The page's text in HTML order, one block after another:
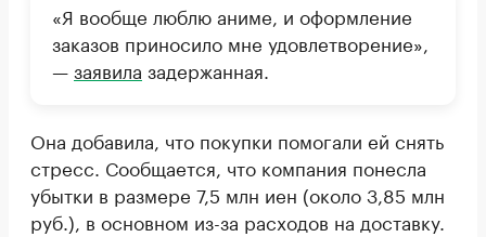
«Я вообще люблю аниме, и оформление
заказов приносило мне удовлетворение»,
—заявила задержанная.
Она добавила, что покупки помогали ей снять
стресс. Сообщается, что компания понесла
убытки в размере 7,5 млн иен (около 3,85 млн
руб.), в основном из-за расходов на доставку.